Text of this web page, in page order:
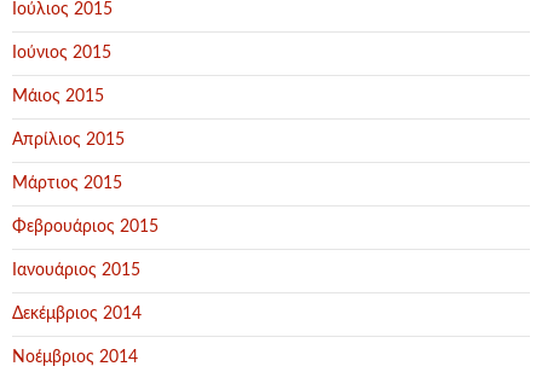
Ιούλιος 2015
Ιούνιος 2015
Μάιος 2015
Απρίλιος 2015
Μάρτιος 2015
Φεβρουάριος 2015
Ιανουάριος 2015
Δεκέμβριος 2014
Νοέμβριος 2014